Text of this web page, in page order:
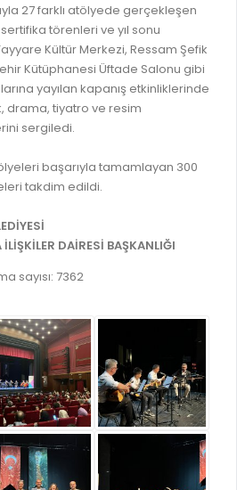
27 farklı atölyede gerçekleşen
törenleri ve yıl sonu
Kültür Merkezi, Ressam Şefik
Kütüphanesi Üftade Salonu gibi
yayılan kapanış etkinliklerinde
drama, tiyatro ve resim
sergiledi.
başarıyla tamamlayan 300
takdim edildi.
DAİRESİ BAŞKANLIĞI
sayısı: 7362